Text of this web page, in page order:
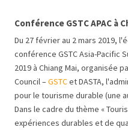
Conférence GSTC APAC à
Du 27 février au 2 mars 2019,
conférence GSTC Asia-Pacific
2019 à Chiang Mai, organisée
Council –GSTCet DASTA,
pour le tourisme durable (une
Dans le cadre du thème «
expériences durables et de